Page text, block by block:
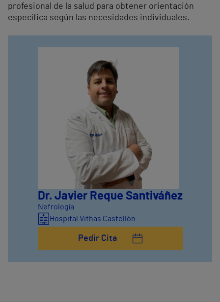
profesional de la salud para obtener orientación
específica según las necesidades individuales.
Dr. Javier Reque Santiváñez
Nefrología
Hospital Vithas Castellón
Pedir Cita